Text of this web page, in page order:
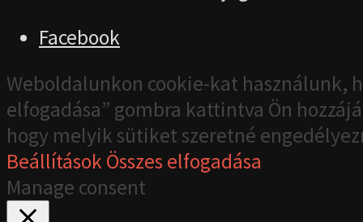
Facebook
Weboldalunkon cookie-kat használunk,
elfogadása” gombra kattintva Ön
hogy melyik sütiket szeretné
BeállításokÖsszes elfogadása
Manage consent